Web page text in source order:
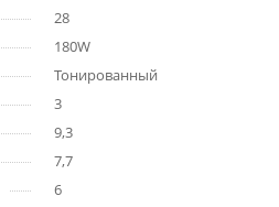
28
180W
Тонированный
3
9,3
7,7
6